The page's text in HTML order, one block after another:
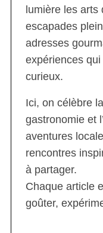
lumière les
escapades
adresses
expériences
curieux.
Ici, on célèbre
gastronomie et
aventures
rencontres
à partager.
Chaque article
goûter,